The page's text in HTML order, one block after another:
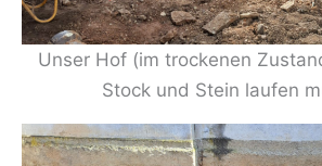
Unser Hof (im trockenen
Stock und Stein laufen